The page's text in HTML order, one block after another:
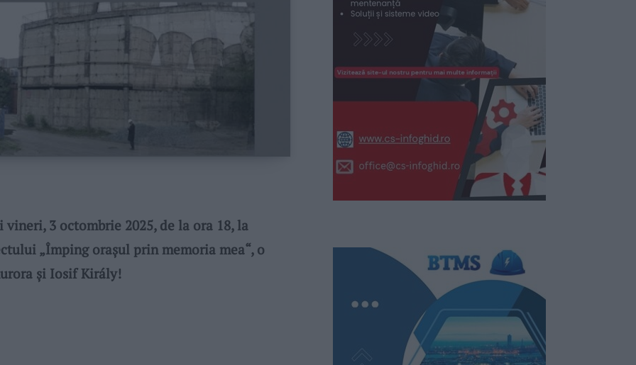
3 octombrie 2025, de la ora 18, la
„Împing orașul prin memoria mea“, o
și Iosif Király!